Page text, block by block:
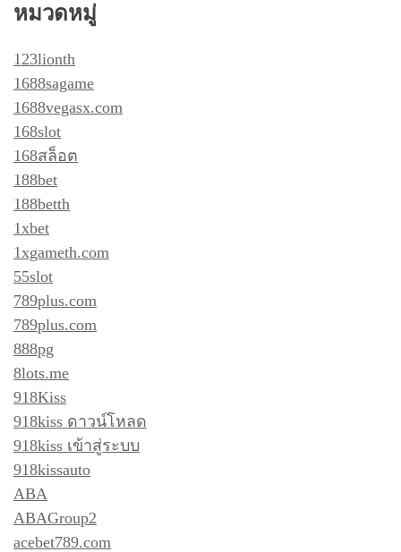
หมวดหมู่
123lionth
1688sagame
1688vegasx.com
168slot
168สล็อต
188bet
188betth
1xbet
1xgameth.com
55slot
789plus.com
789plus.com
888pg
8lots.me
918Kiss
918kiss ดาวน์โหลด
918kiss เข้าสู่ระบบ
918kissauto
ABA
ABAGroup2
acebet789.com